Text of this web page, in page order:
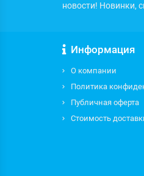
новости! Новинки,
Информация
О компании
Политика
Публичная оферта
Стоимость